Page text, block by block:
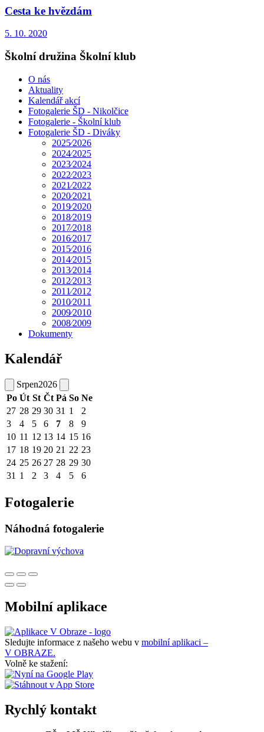
Cesta ke hvězdám
5. 10. 2020
Školní družina Školní klub
O nás
Aktuality
Kalendář akcí
Fotogalerie ŠD - Nikolčice
Fotogalerie - Školní klub
Fotogalerie ŠD - Diváky
2025⁄2026
2024⁄2025
2023⁄2024
2022⁄2023
2021⁄2022
2020⁄2021
2019⁄2020
2018⁄2019
2017⁄2018
2016⁄2017
2015⁄2016
2014⁄2015
2013⁄2014
2012⁄2013
2011⁄2012
2010⁄2011
2009⁄2010
2008⁄2009
Dokumenty
Kalendář
Srpen2026
Po Út St Čt Pá So Ne
27 28 29 30 31 1
2
3
4 5 6 7 8
9
10 11 12 13 14 15 16
17 18 19 20 21 22 23
24 25 26 27 28 29 30
31 1 2 3 4 5 6
Fotogalerie
Náhodná fotogalerie
Mobilní aplikace
Sledujte informace z našeho webu v mobilní aplikaci –
V OBRAZE.
Volně ke stažení:
Rychlý kontakt